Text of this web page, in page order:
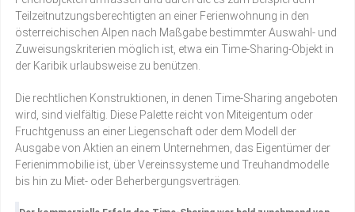
Teilzeitnutzungsberechtigten an einer Ferienwohnung in den
österreichischen Alpen nach Maßgabe bestimmter Auswahl- und
Zuweisungskriterien möglich ist, etwa ein Time-Sharing-Objekt in
der Karibik urlaubsweise zu benützen.
Die rechtlichen Konstruktionen, in denen Time-Sharing angeboten
wird, sind vielfältig. Diese Palette reicht von Miteigentum oder
Fruchtgenuss an einer Liegenschaft oder dem Modell der
Ausgabe von Aktien an einem Unternehmen, das Eigentümer der
Ferienimmobilie ist, über Vereinssysteme und Treuhandmodelle
bis hin zu Miet- oder Beherbergungsverträgen.